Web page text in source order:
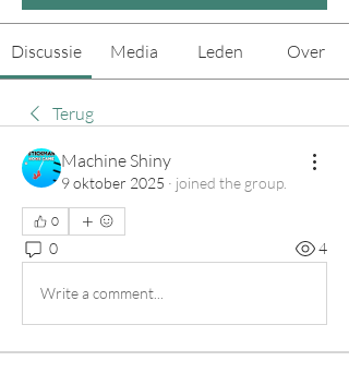
Discussie Media Leden Over
Terug
Machine Shiny
9 oktober 2025 · joined the group.
0
0 4
Write a comment...